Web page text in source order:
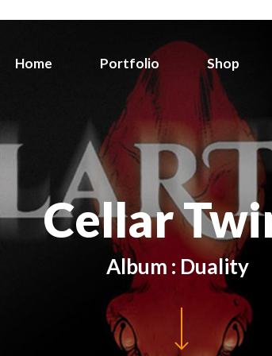
Home Portfolio Shop
Cellar
Album : Duality
Navigate to the next section